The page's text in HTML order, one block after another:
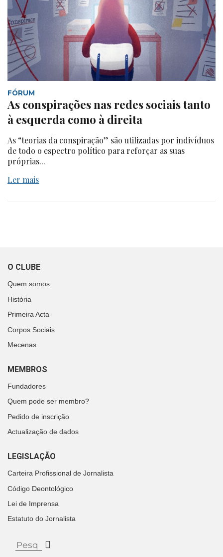
FÓRUM
As conspirações nas redes sociais tanto
à esquerda como à direita
As “teorias da conspiração” são utilizadas por indivíduos
de todo o espectro político para reforçar as suas
próprias...
Ler mais
O CLUBE
Quem somos
História
Primeira Acta
Corpos Sociais
Mecenas
MEMBROS
Fundadores
Quem pode ser membro?
Pedido de inscrição
Actualização de dados
LEGISLAÇÃO
Carteira Profissional de Jornalista
Código Deontológico
Lei de Imprensa
Estatuto do Jornalista